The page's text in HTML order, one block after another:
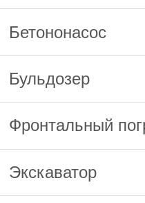
Бетононасос
Бульдозер
Фронтальный
Экскаватор